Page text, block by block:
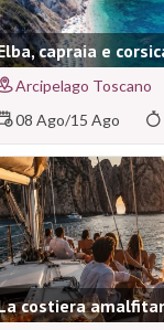
capraia e
Arcipelago Toscano
08 Ago/15 Ago
costiera